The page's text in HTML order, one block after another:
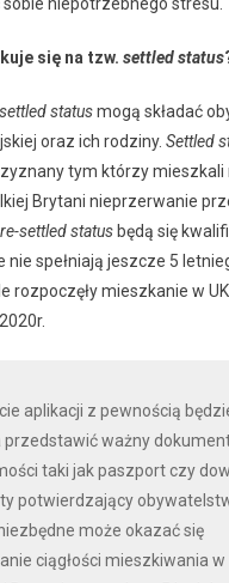
się na tzw. settled status
settled statusmogą składać
oraz ich rodziny. Settled
tym którzy mieszkali
Brytani nieprzerwanie
settled status będą się
nie spełniają jeszcze 5
rozpoczęły mieszkanie w
aplikacji z pewnością
przedstawić ważny
taki jak paszport czy
potwierdzający
może okazać się
ciągłości mieszkiwania w